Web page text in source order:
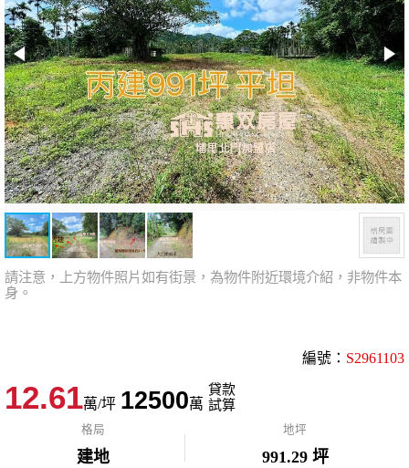
請注意，上方物件照片如有街景，為物件附近環境介紹，非物件本
身。
編號： S2961103
12.61萬/坪 12500萬
貸款
試算
格局
建地
地坪
991.29 坪